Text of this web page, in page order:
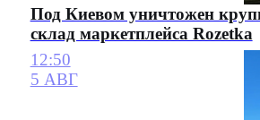
Под Киевом уничтожен
склад маркетплейса Rozetka
12:50
5 АВГ